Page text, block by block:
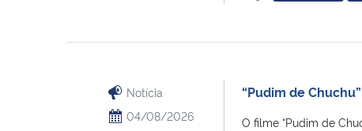
Notícia
04/08/2026
“Pudim de
O filme “Pudim de